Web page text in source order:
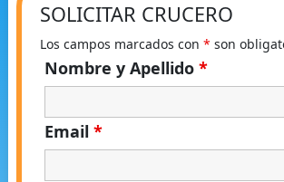
SOLICITAR CRUCERO
Los campos marcados con * son
Nombre y Apellido *
Email *